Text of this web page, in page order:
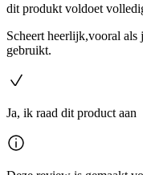
dit produkt voldoet
Scheert heerlijk,vooral als
gebruikt.
Ja, ik raad dit product aan